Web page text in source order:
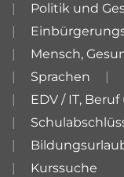
Politik und
Mensch,
Sprachen
EDV / IT,
Kurssuche